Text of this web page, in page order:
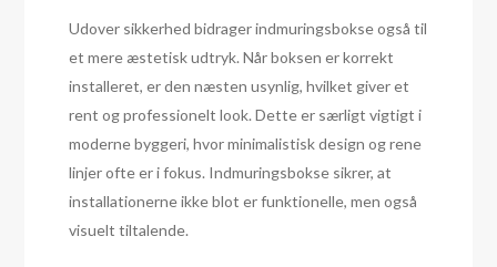
Udover sikkerhed bidrager indmuringsbokse også til
et mere æstetisk udtryk. Når boksen er korrekt
installeret, er den næsten usynlig, hvilket giver et
rent og professionelt look. Dette er særligt vigtigt i
moderne byggeri, hvor minimalistisk design og rene
linjer ofte er i fokus. Indmuringsbokse sikrer, at
installationerne ikke blot er funktionelle, men også
visuelt tiltalende.